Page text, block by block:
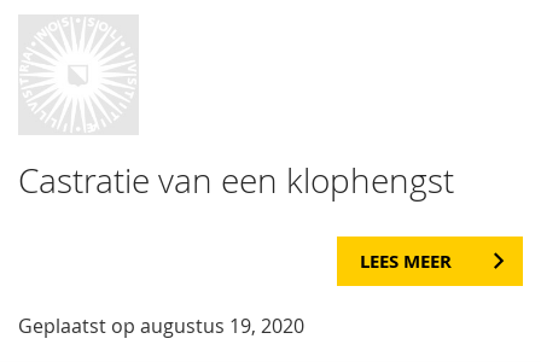
Castratie van een klophengst
LEES MEER
Geplaatst op augustus 19, 2020